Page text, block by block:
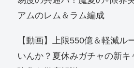
アムのレム＆ラム編成
【動画】上限550億＆軽減ル
いんか？夏休みガチャの新キ